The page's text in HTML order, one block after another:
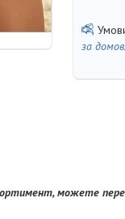
за
можете